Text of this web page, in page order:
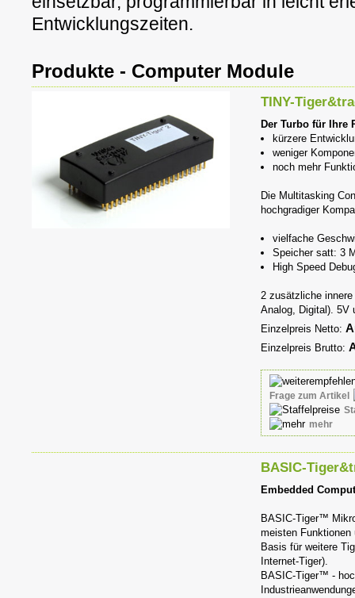
Entwicklungszeiten.
Produkte - Computer Module
TINY-
Der Turbo für Ihre
kürzere
weniger
noch mehr
Die Multitasking
hochgradiger
vielfache
Speicher satt: 3
High Speed
2 zusätzliche
Analog, Digital). 5V
Einzelpreis Netto:
Einzelpreis Brutto:
Frage zum Artikel
mehr
BASIC-
Embedded
BASIC-Tiger™
meisten
Basis für weitere
Internet-Tiger).
BASIC-Tiger™ -